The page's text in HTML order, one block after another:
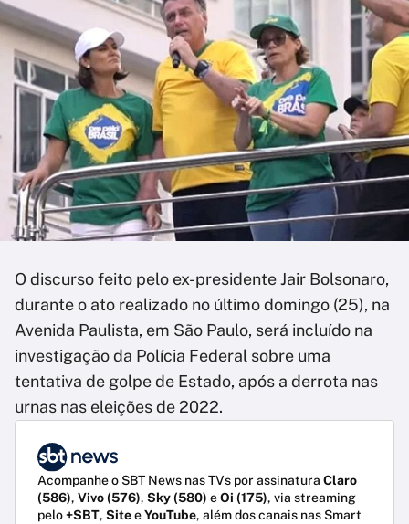
O discurso feito pelo ex-presidente Jair Bolsonaro,
durante o ato realizado no último domingo (25), na
Avenida Paulista, em São Paulo, será incluído na
investigação da Polícia Federal sobre uma
tentativa de golpe de Estado, após a derrota nas
urnas nas eleições de 2022.
Acompanhe o SBT News nas TVs por assinatura Claro
(586), Vivo (576), Sky (580) eOi (175), via streaming
pelo+SBT, SiteeYouTube, além dos canais nas Smart